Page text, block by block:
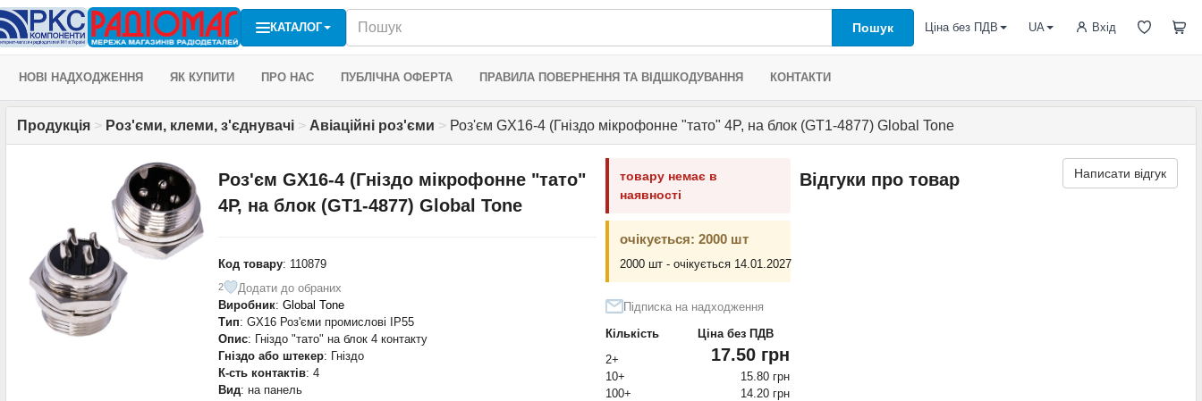
КАТАЛОГ Пошук Вхід
Ціна без ПДВ UA
НОВІ НАДХОДЖЕННЯ ЯК КУПИТИ ПРО НАС ПУБЛІЧНА ОФЕРТА ПРАВИЛА ПОВЕРНЕННЯ ТА ВІДШКОДУВАННЯ КОНТАКТИ
Продукція > Роз'єми, клеми, з'єднувачі > Авіаційні роз'єми > Роз'єм GX16-4 (Гніздо мікрофонне "тато" 4P, на блок (GT1-4877) Global Tone
Роз'єм GX16-4 (Гніздо мікрофонне "тато"
4P, на блок (GT1-4877) Global Tone
Код товару: 110879
2
Додати до обраних
Виробник: Global Tone
Тип: GX16 Роз'єми промислові IP55
Опис: Гніздо "тато" на блок 4 контакту
Гніздо або штекер: Гніздо
К-сть контактів: 4
Вид: на панель
товару немає в
наявності
очікується: 2000 шт
2000 шт - очікується 14.01.2027
Підписка на надходження
Кількість
Ціна без ПДВ
2+
17.50 грн
10+
15.80 грн
100+
14.20 грн
Відгуки про товар Написати відгук